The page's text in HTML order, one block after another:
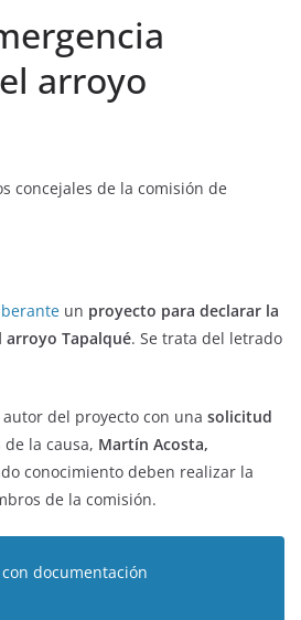
arroyo
concejales de la comisión de
un proyecto para declarar la
Tapalqué. Se trata del letrado
del proyecto con una solicitud
la causa, Martín Acosta,
conocimiento deben realizar la
de la comisión.
documentación